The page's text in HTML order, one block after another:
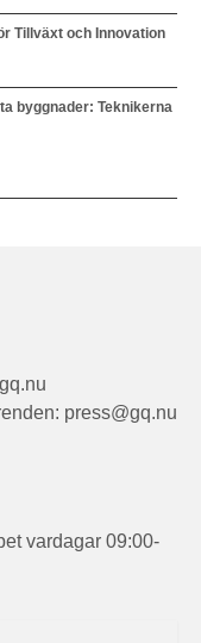
Tillväxt och Innovation
byggnader: Teknikerna
press@gq.nu
vardagar 09:00-